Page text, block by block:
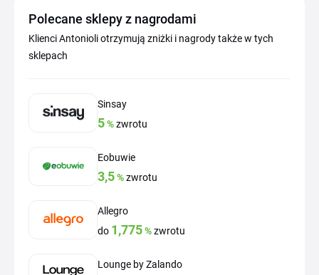
Polecane sklepy z nagrodami
Klienci Antonioli otrzymują zniżki i nagrody także w tych
sklepach
Sinsay
5%zwrotu
Eobuwie
3,5%zwrotu
Allegro
do 1,775%zwrotu
Lounge by Zalando